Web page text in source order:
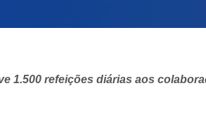
1.500 refeições diárias aos